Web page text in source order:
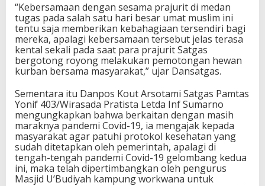
“Kebersamaan dengan sesama prajurit di medan
tugas pada salah satu hari besar umat muslim ini
tentu saja memberikan kebahagiaan tersendiri bagi
mereka, apalagi kebersamaan tersebut jelas terasa
kental sekali pada saat para prajurit Satgas
bergotong royong melakukan pemotongan hewan
kurban bersama masyarakat,” ujar Dansatgas.
Sementara itu Danpos Kout Arsotami Satgas Pamtas
Yonif 403/Wirasada Pratista Letda Inf Sumarno
mengungkapkan bahwa berkaitan dengan masih
maraknya pandemi Covid-19, ia mengajak kepada
masyarakat agar patuhi protokol kesehatan yang
sudah ditetapkan oleh pemerintah, apalagi di
tengah-tengah pandemi Covid-19 gelombang kedua
ini, maka telah dipertimbangkan oleh pengurus
Masjid U’Budiyah kampung workwana untuk